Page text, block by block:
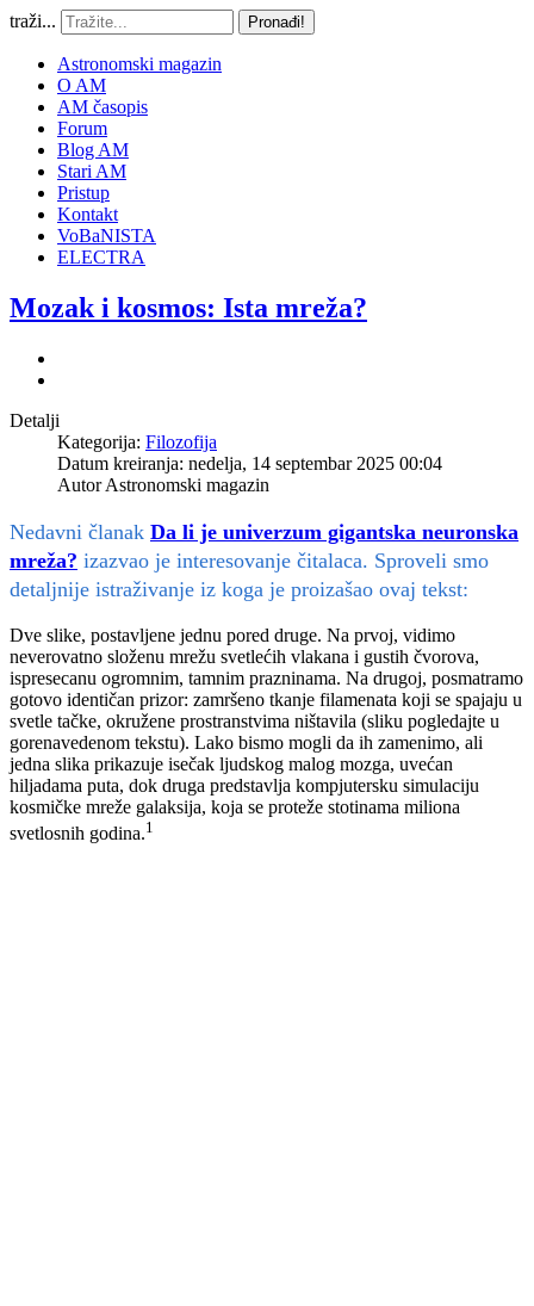
traži... Pronađi!
Astronomski magazin
O AM
AM časopis
Forum
Blog AM
Stari AM
Pristup
Kontakt
VoBaNISTA
ELECTRA
Mozak i kosmos: Ista mreža?
Detalji
Kategorija: Filozofija
Datum kreiranja: nedelja, 14 septembar 2025 00:04
AutorAstronomski magazin
Nedavni članak Da li je univerzum gigantska neuronska
mreža? izazvao je interesovanje čitalaca. Sproveli smo
detaljnije istraživanje iz koga je proizašao ovaj tekst:
Dve slike, postavljene jednu pored druge. Na prvoj, vidimo
neverovatno složenu mrežu svetlećih vlakana i gustih čvorova,
ispresecanu ogromnim, tamnim prazninama. Na drugoj, posmatramo
gotovo identičan prizor: zamršeno tkanje filamenata koji se spajaju u
svetle tačke, okružene prostranstvima ništavila (sliku pogledajte u
gorenavedenom tekstu). Lako bismo mogli da ih zamenimo, ali
jedna slika prikazuje isečak ljudskog malog mozga, uvećan
hiljadama puta, dok druga predstavlja kompjutersku simulaciju
kosmičke mreže galaksija, koja se proteže stotinama miliona
svetlosnih godina.1